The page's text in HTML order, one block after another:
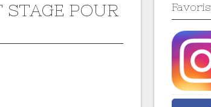
POUR
Favoris